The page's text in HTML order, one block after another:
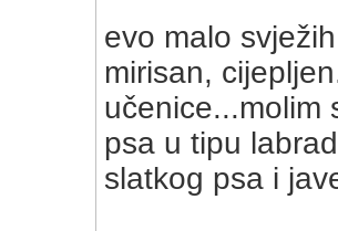
evo malo
mirisan,
učenice...molim
psa u tipu
slatkog psa i